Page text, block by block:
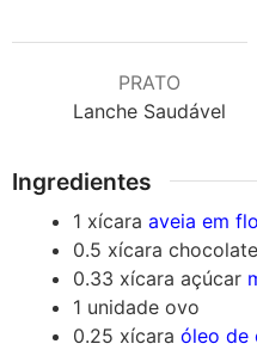
PRATO
Lanche Saudável
Ingredientes
1 xícara aveia em
0.5 xícara
0.33 xícara açúcar
1 unidade ovo
0.25 xícara óleo de